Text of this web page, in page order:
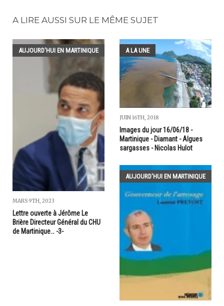
A LIRE AUSSI SUR LE MÊME SUJET
AUJOURD'HUI EN MARTINIQUE
MARS 9TH, 2023
Lettre ouverte à Jérôme Le
Brière Directeur Général du CHU
de Martinique… -3-
A LA UNE
JUIN 16TH, 2018
Images du jour 16/06/18 -
Martinique - Diamant - Algues
sargasses - Nicolas Hulot
AUJOURD'HUI EN MARTINIQUE